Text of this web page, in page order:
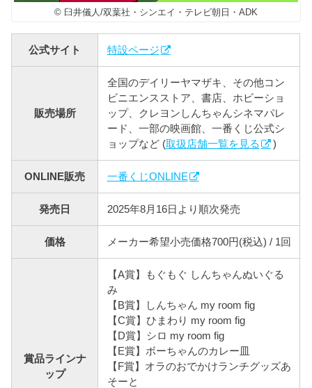
© 臼井儀人/双葉社・シンエイ・テレビ朝日・ADK
公式サイト 特設ページ
販売場所
全国のデイリーヤマザキ、その他コン
ビニエンスストア、書店、ホビーショ
ップ、クレヨンしんちゃんシネマパレ
ード、一部の映画館、一番くじ公式シ
ョップなど (取扱店舗一覧を見る )
ONLINE販売 一番くじONLINE
発売日 2025年8月16日より順次発売
価格 メーカー希望小売価格700円(税込) / 1回
賞品ラインナ
ップ
【A賞】もぐもぐ しんちゃんぬいぐる
み
【B賞】しんちゃん my room fig
【C賞】ひまわり my room fig
【D賞】シロ my room fig
【E賞】ボーちゃんのカレー皿
【F賞】オラのおでかけランチグッズあ
そーと